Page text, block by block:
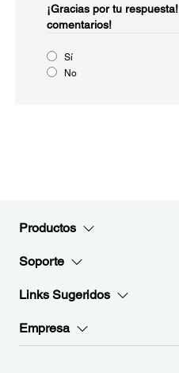
¡Gracias por tu respuesta!
comentarios!
Sí
No
Productos
Soporte
Links Sugeridos
Empresa